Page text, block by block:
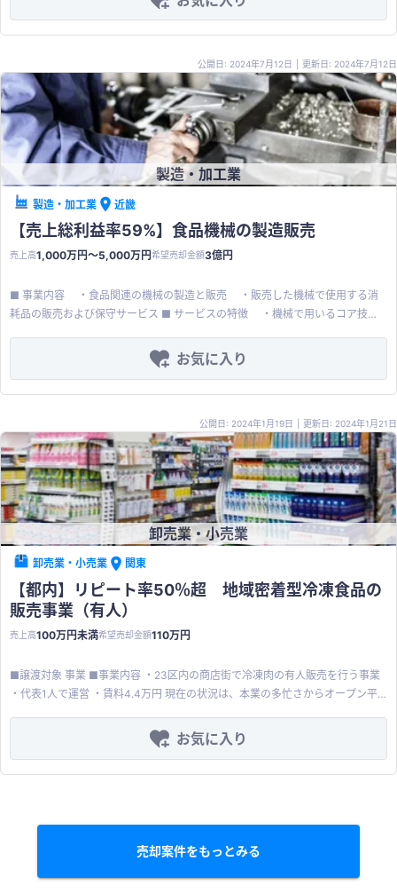
2億円（2024年1月期（以下同様）） ◇ 修正後EBITDA ： 約2,500万円
◇ 時価純資産 ： 約2,000万円 【備考】 ◇ 引継条件 ：
従業員の継続雇用、取引先の取引継続、債務保証の切替
社⾧退任・会⾧が社⾧に変更、取締役の社宅は継続
社⾧は2025年末頃退任予定（それまでは同条件での
勤務希望） ◇ 引継ぎ期間 ： 応相談
公開日: 2024年7月12日 更新日: 2024年7月12日
製造・加工業
製造・加工業 近畿
【売上総利益率59%】食品機械の製造販売
売上高1,000万円〜5,000万円希望売却金額3億円
■ 事業内容 ・食品関連の機械の製造と販売 ・販売した機械で使用する消
耗品の販売および保守サービス ■ サービスの特徴 ・機械で用いるコア技術
売上が向上する可能性が高い ・小さい飲食店でも取り扱えるよう小型機械も
販売 ・委託生産で効率よく経営 ■ 取引先の特徴 ・全国規模のチェーン店
利率を確保できているため、営業に強い企業様への譲渡を希望
お気に入り
公開日: 2024年1月19日 更新日: 2024年1月21日
卸売業・小売業
卸売業・小売業 関東
【都内】リピート率50％超 地域密着型冷凍食品の
販売事業（有人）
売上高100万円未満希望売却金額110万円
■譲渡対象 事業 ■事業内容 ・23区内の商店街で冷凍肉の有人販売を行う事業
・代表1人で運営 ・賃料4.4万円 現在の状況は、本業の多忙さからオープン平
が、営業日を増やすことで、売上の増加が見込まれます。 更に、今まで広告費
をかけてこなかったため、広告投資を行うことで、事業の知名度向上や売上の
円 ・原価：4～60％ ・損益：▲数万円（代表稼働分考慮せず） ■特徴 ・集客
用のSNSアカウント X：168人、Instagram：104人、LINE：33人 ・固定客20
名ほど ・駅徒歩10分圏内 ・固定費6万円以内 ■主な顧客 ・30代後半~50代の
お気に入り
売却案件をもっとみる